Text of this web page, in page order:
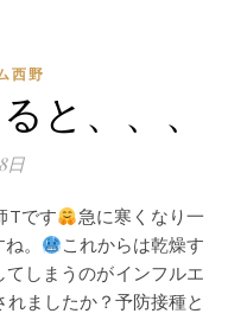
西野
と、、、
日
Tです
急に寒くなり一
。
これからは乾燥す
しまうのがインフルエ
ましたか？予防接種と